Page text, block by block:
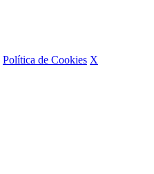
Política de Cookies X